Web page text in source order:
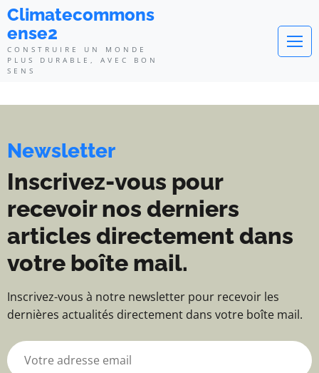
Climatecommonsense2 -
Climatecommons
ense2
CONSTRUIRE UN MONDE
PLUS DURABLE, AVEC BON
SENS
Newsletter
Inscrivez-vous pour
recevoir nos derniers
articles directement dans
votre boîte mail.
Inscrivez-vous à notre newsletter pour recevoir les
dernières actualités directement dans votre boîte mail.